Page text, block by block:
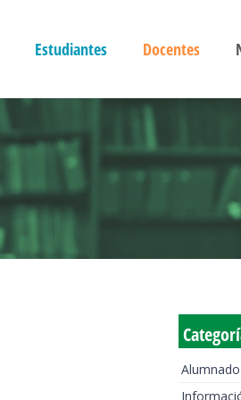
Estudiantes Docentes
Alumnado